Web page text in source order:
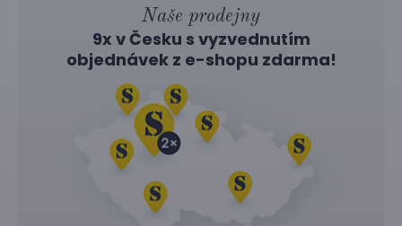
Naše prodejny
9x v Česku s vyzvednutím
objednávek z e-shopu zdarma!